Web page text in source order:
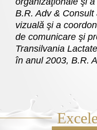
B.R. Adv &
vizuală şi a
de comunicare şi
Transilvania
în anul 2003, B.R.